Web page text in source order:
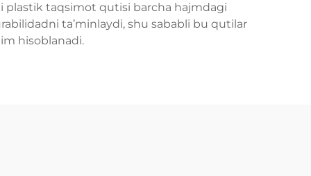
plastik taqsimot qutisi barcha hajmdagi
ta’minlaydi, shu sababli bu qutilar
hisoblanadi.